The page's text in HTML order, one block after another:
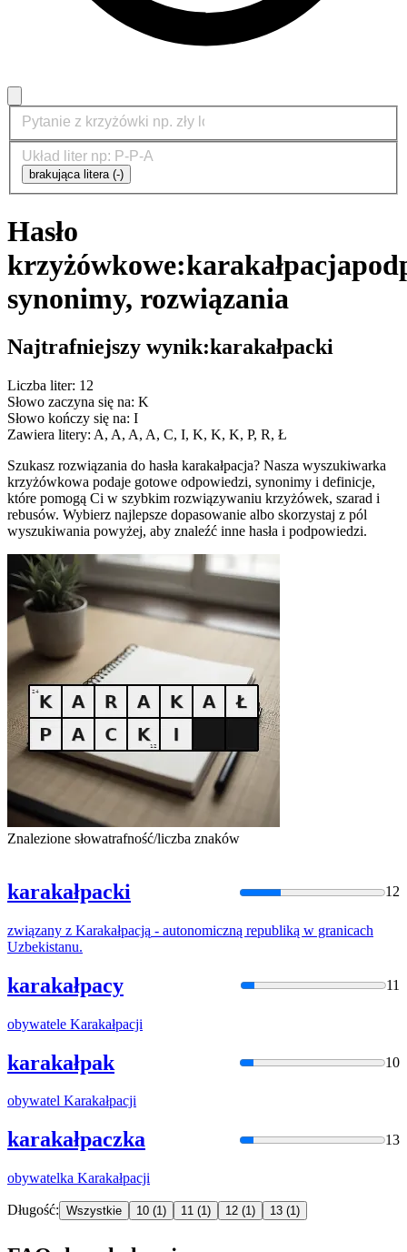
brakująca litera (-)
Hasło
krzyżówkowe:karakałpacja
synonimy, rozwiązania
Najtrafniejszy wynik:karakałpacki
Liczba liter: 12
Słowo zaczyna się na: K
Słowo kończy się na: I
Zawiera litery: A, A, A, A, C, I, K, K, K, P, R, Ł
Szukasz rozwiązania do hasła karakałpacja? Nasza wyszukiwarka
krzyżówkowa podaje gotowe odpowiedzi, synonimy i definicje,
które pomogą Ci w szybkim rozwiązywaniu krzyżówek, szarad i
rebusów. Wybierz najlepsze dopasowanie albo skorzystaj z pól
wyszukiwania powyżej, aby znaleźć inne hasła i podpowiedzi.
Znalezione słowatrafność/liczba znaków
karakałpacki 12
związany z Karakałpacją - autonomiczną republiką w granicach
Uzbekistanu.
karakałpacy 11
obywatele Karakałpacji
karakałpak 10
obywatel Karakałpacji
karakałpaczka 13
obywatelka Karakałpacji
Długość: Wszystkie 10 (1) 11 (1) 12 (1) 13 (1)